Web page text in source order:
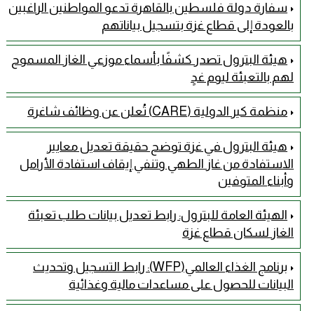
سفارة دولة فلسطين بالقاهرة تدعو المواطنين الراغبين
بالعودة إلى قطاع غزة بتسجيل بياناتهم
هيئة البترول تصدر كشفًا بأسماء موزعي الغاز المسموح
لهم بالتعبئة ليوم غدٍ
منظمة كير الدولية (CARE) تُعلن عن وظائف شاغرة
هيئة البترول في غزة توضح حقيقة تعديل معايير
الاستفادة من غاز الطهي وتنفي إيقاف استفادة الأرامل
وأبناء المتوفين
الهيئة العامة للبترول: رابط تعديل بيانات طلب تعبئة
الغاز لسكان قطاع غزة
برنامج الغذاء العالمي(WFP): رابط التسجيل وتحديث
البيانات للحصول على مساعدات مالية وغذائية